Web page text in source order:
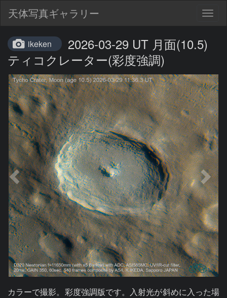
天体写真ギャラリー
ikeken
2026-03-29 UT 月面(10.5)
ティコクレーター(彩度強調)
カラーで撮影。彩度強調版です。入射光が斜めに入った場